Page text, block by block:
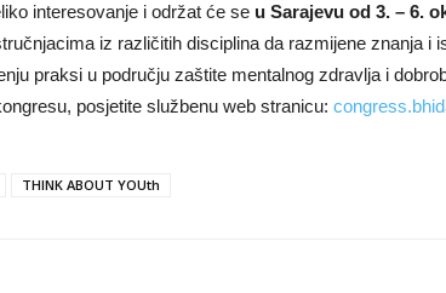
interesovanje i održat će se u Sarajevu od 3. – 6.
iz različitih disciplina da razmijene znanja i
praksi u području zaštite mentalnog zdravlja i
posjetite službenu web stranicu:
THINK ABOUT YOUth